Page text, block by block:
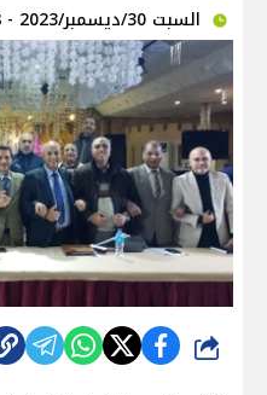
السبت 30/ديسمبر/2023 - 04:08 م
شارك